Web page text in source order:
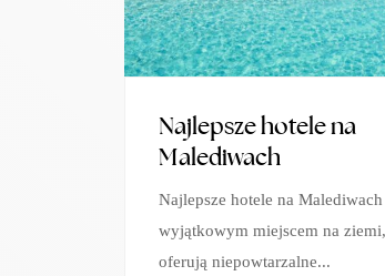
Najlepsze hotele na
Malediwach
Najlepsze hotele na
wyjątkowym miejscem na
oferują niepowtarzalne...